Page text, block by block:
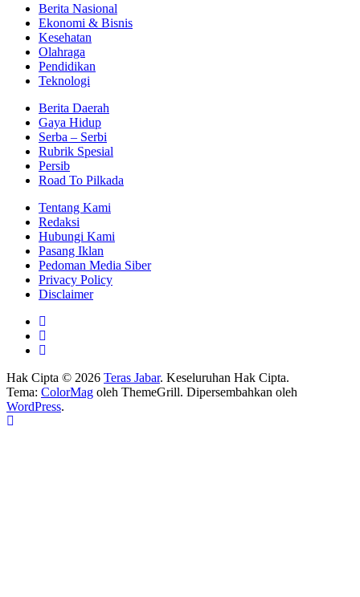
Berita Nasional
Ekonomi & Bisnis
Kesehatan
Olahraga
Pendidikan
Teknologi
Berita Daerah
Gaya Hidup
Serba – Serbi
Rubrik Spesial
Persib
Road To Pilkada
Tentang Kami
Redaksi
Hubungi Kami
Pasang Iklan
Pedoman Media Siber
Privacy Policy
Disclaimer
Hak Cipta © 2026 Teras Jabar. Keseluruhan Hak Cipta.
Tema: ColorMag oleh ThemeGrill. Dipersembahkan oleh
WordPress.